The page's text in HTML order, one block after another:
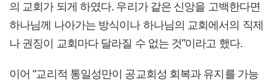
의 교회가 되게 하였다. 우리가 같은 신앙을 고백한다면
하나님께 나아가는 방식이나 하나님의 교회에서의 직제
나 권징이 교회마다 달라질 수 없는 것”이라고 했다.
이어 “교리적 통일성만이 공교회성 회복과 유지를 가능